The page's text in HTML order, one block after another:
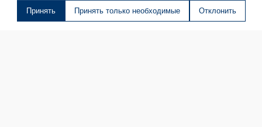
Принять Принять только необходимые Отклонить